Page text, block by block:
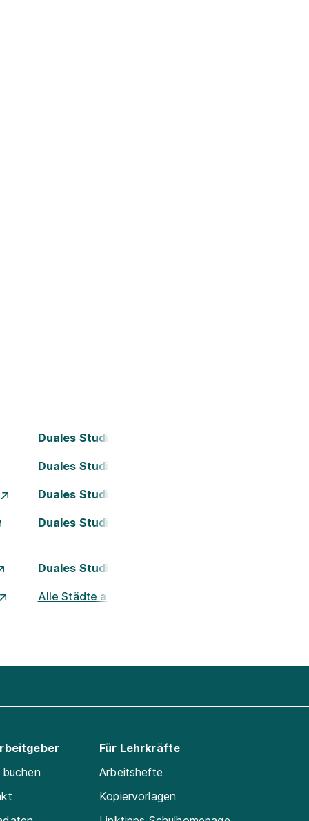
Duales Studium Bielefeld
Duales Studium Darmstadt
Duales Studium Essen
Duales Studium Kassel
Duales Studium München
Alle Städte ansehen
Für Lehrkräfte
Arbeitshefte
Kopiervorlagen